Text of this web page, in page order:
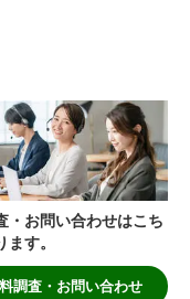
・お問い合わせはこち
す。
調査・お問い合わせ